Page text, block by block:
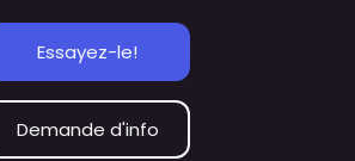
Essayez-le!
Demande d'info